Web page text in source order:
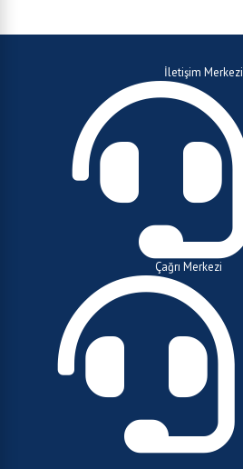
İletişim Merkezi
Çağrı Merkezi